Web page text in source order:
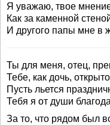
Я уважаю, твое
Как за каменной
И другого папы мне в
Ты для меня, отец,
Тебе, как дочь,
Пусть льется
Тебя я от души
За то, что рядом был